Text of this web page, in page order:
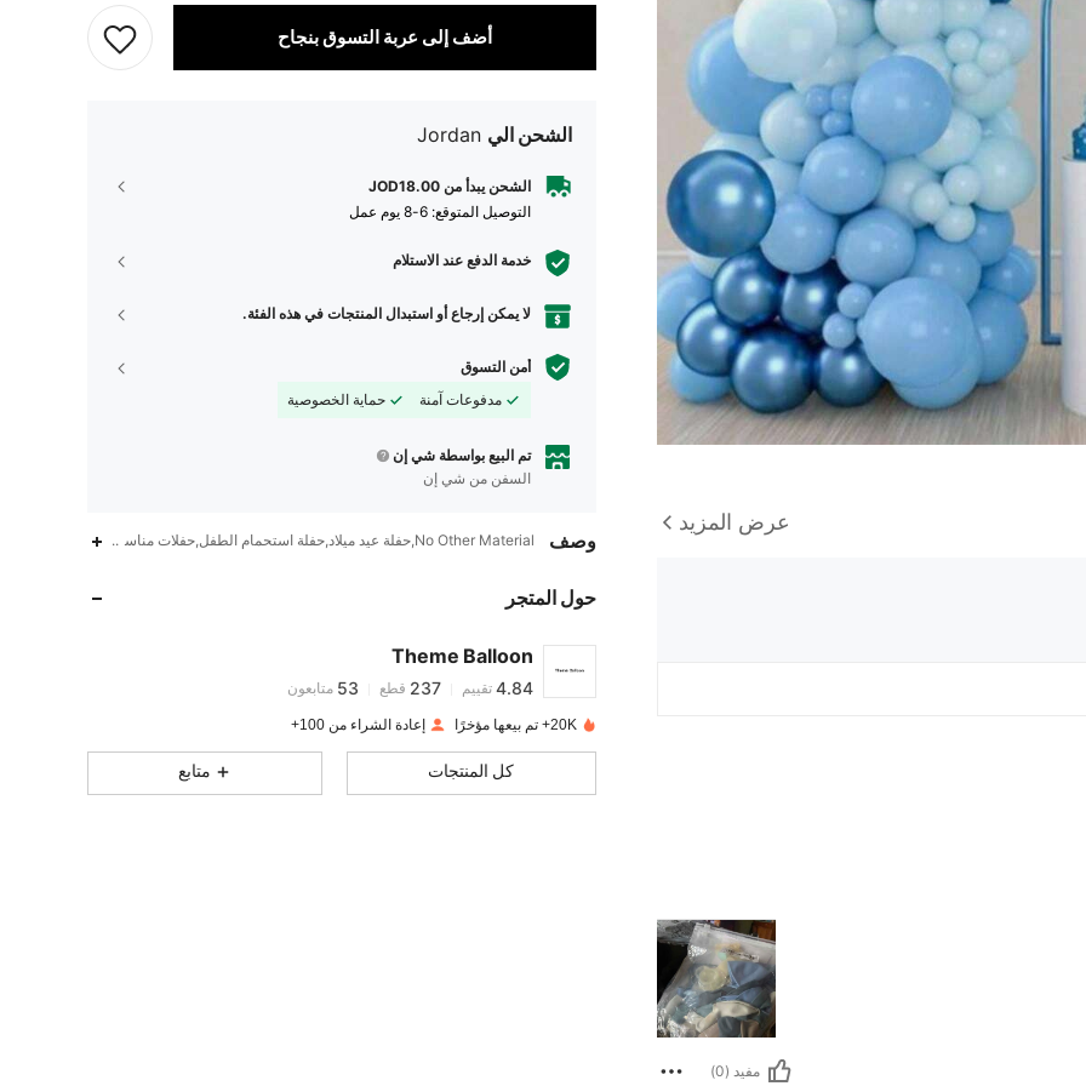
عرض المزيد
مفيد (0)
أضف إلى عربة التسوق بنجاح
الشحن الي Jordan
الشحن يبدأ من JOD18.00
التوصيل المتوقع: 6-8 يوم عمل
خدمة الدفع عند الاستلام
لا يمكن إرجاع أو استبدال المنتجات في هذه الفئة.
أمن التسوق
مدفوعات آمنة
حماية الخصوصية
تم البيع بواسطة شي إن
السفن من شي إن
وصف No Other Material,حفلة عيد ميلاد,حفلة استحمام الطفل,حفلات مناسبات,حفل تخرج,حفل الزفاف,حفلة زفاف,حفل تحديد النوع,حفلة الذكرى السنوية,أ-1
حول المتجر
Theme Balloon
4.84
237
53
4.84
4.84
237 قطع 53 متابعون
j***1 تمت متابعة منذ 1 يوم
4.84
237
4.84
237
53
20K+ تم بيعها مؤخرًا إعادة الشراء من 100+
كل المنتجات متابع